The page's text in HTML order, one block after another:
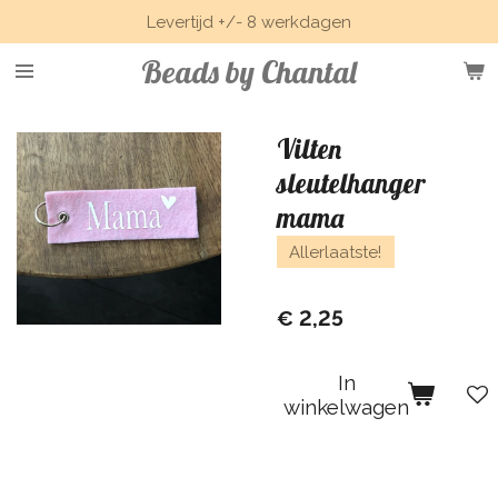
direct
naar
hoofdinhoud
Beads by Chantal
Levertijd +/- 8 werkdagen
Vilten
sleutelhanger
mama
Allerlaatste!
€ 2,25
In
winkelwagen